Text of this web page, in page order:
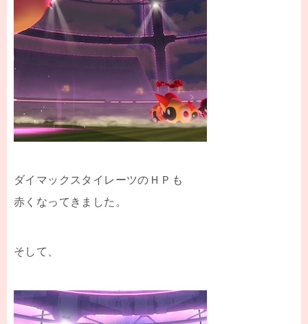
ダイマックスタイレーツのＨＰも
赤くなってきました。
そして、